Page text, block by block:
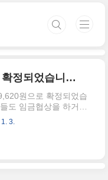
2023년 최저임금 9,620원으로 확정되었습니다. 우리 월급계산하러 가볼까요?
원으로 확정되었습
도 임금협상을 하거나
으실 텐데요. 최저임금
데요. 우리 월급을 다시
. 최저임금 9,620원을
총 2,010,580원이 됩니
3.